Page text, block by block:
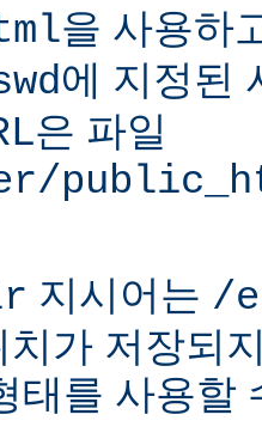
을 사용하
에 지정된
은 파일
지시어는 /
치가 저장되
태를 사용할